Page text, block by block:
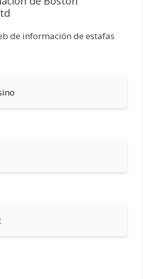
de información de estafas